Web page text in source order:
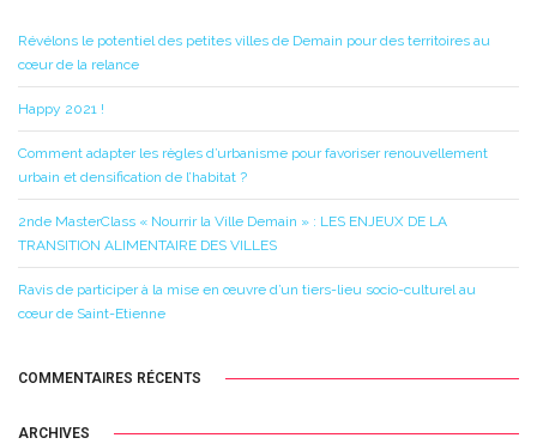
Révélons le potentiel des petites villes de Demain pour des territoires au
cœur de la relance
Happy 2021 !
Comment adapter les règles d’urbanisme pour favoriser renouvellement
urbain et densification de l’habitat ?
2nde MasterClass « Nourrir la Ville Demain » : LES ENJEUX DE LA
TRANSITION ALIMENTAIRE DES VILLES
Ravis de participer à la mise en œuvre d’un tiers-lieu socio-culturel au
cœur de Saint-Etienne
COMMENTAIRES RÉCENTS
ARCHIVES